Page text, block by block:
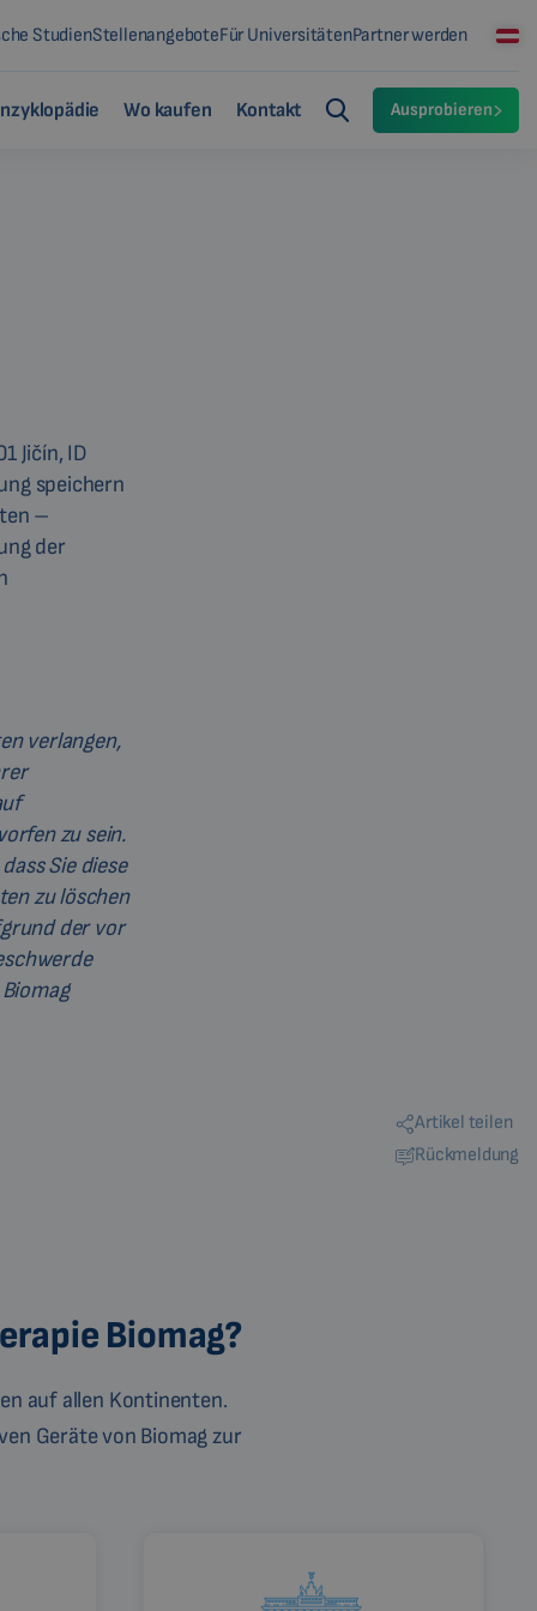
StudienStellenangeboteFür UniversitätenPartner werden
Wo kaufen Kontakt Ausprobieren
Jičín, ID
speichern
–
der
verlangen,
zu sein.
Sie diese
zu löschen
der vor
Artikel teilen
Rückmeldung
Biomag?
auf allen Kontinenten.
Geräte von Biomag zur